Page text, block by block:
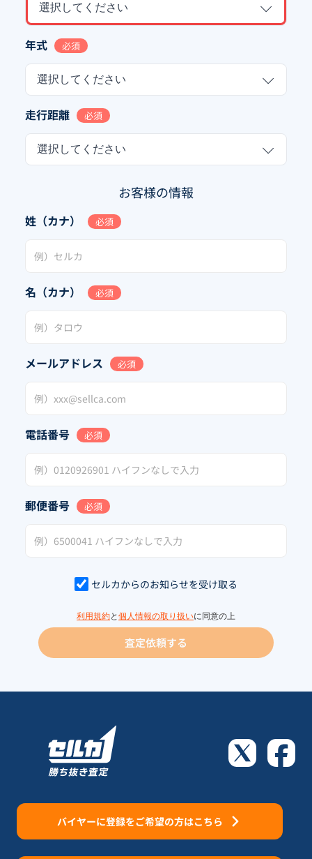
選択してください
年式 必須
選択してください
走行距離 必須
選択してください
お客様の情報
姓（カナ） 必須
名（カナ） 必須
メールアドレス 必須
電話番号 必須
郵便番号 必須
セルカからのお知らせを受け取る
利用規約と 個人情報の取り扱いに同意の上
査定依頼する
バイヤーに登録をご希望の方はこちら